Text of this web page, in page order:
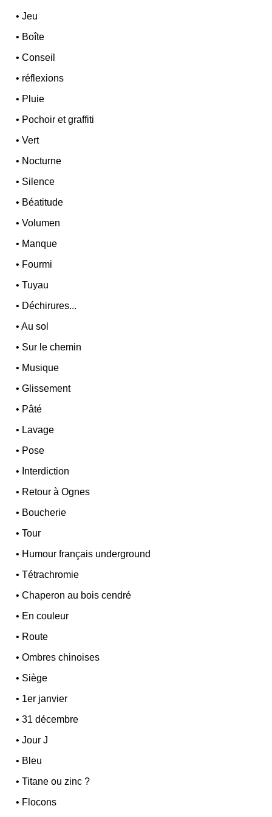
•Jeu
• Boîte
•Conseil
• réflexions
• Pluie
• Pochoir et graffiti
•Vert
• Nocturne
• Silence
• Béatitude
•Volumen
• Manque
• Fourmi
•Tuyau
• Déchirures...
•Au sol
• Sur le chemin
• Musique
•Glissement
• Pâté
• Lavage
• Pose
• Interdiction
• Retour à Ognes
• Boucherie
•Tour
• Humour français underground
•Tétrachromie
•Chaperon au bois cendré
• En couleur
• Route
•Ombres chinoises
• Siège
• 1er janvier
•31 décembre
•Jour J
• Bleu
•Titane ou zinc ?
• Flocons